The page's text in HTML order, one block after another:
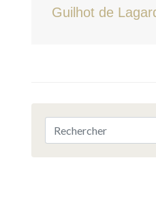
Guilhot de